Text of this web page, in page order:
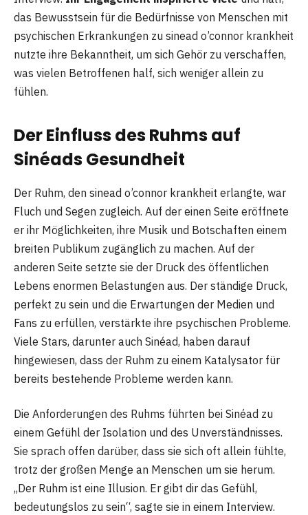
das Bewusstsein für die Bedürfnisse von Menschen mit
psychischen Erkrankungen zu sinead o’connor krankheit
nutzte ihre Bekanntheit, um sich Gehör zu verschaffen,
was vielen Betroffenen half, sich weniger allein zu
fühlen.
Der Einfluss des Ruhms auf
Sinéads Gesundheit
Der Ruhm, den sinead o’connor krankheit erlangte, war
Fluch und Segen zugleich. Auf der einen Seite eröffnete
er ihr Möglichkeiten, ihre Musik und Botschaften einem
breiten Publikum zugänglich zu machen. Auf der
anderen Seite setzte sie der Druck des öffentlichen
Lebens enormen Belastungen aus. Der ständige Druck,
perfekt zu sein und die Erwartungen der Medien und
Fans zu erfüllen, verstärkte ihre psychischen Probleme.
Viele Stars, darunter auch Sinéad, haben darauf
hingewiesen, dass der Ruhm zu einem Katalysator für
bereits bestehende Probleme werden kann.
Die Anforderungen des Ruhms führten bei Sinéad zu
einem Gefühl der Isolation und des Unverständnisses.
Sie sprach offen darüber, dass sie sich oft allein fühlte,
trotz der großen Menge an Menschen um sie herum.
„Der Ruhm ist eine Illusion. Er gibt dir das Gefühl,
bedeutungslos zu sein“, sagte sie in einem Interview.